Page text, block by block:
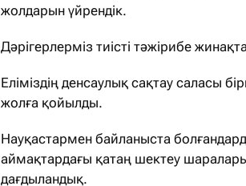
жолдарын үйрендік.
Дәрігерлерміз тиісті тәжірибе
Еліміздің денсаулық сақтау саласы
жолға қойылды.
Науқастармен байланыста
аймақтардағы қатаң шектеу
дағдыландық.